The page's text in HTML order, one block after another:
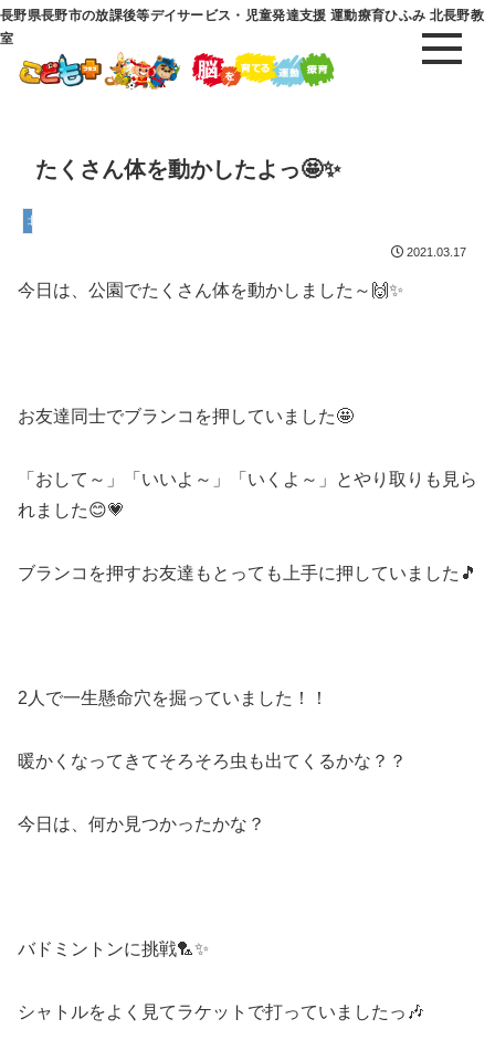
長野県長野市の放課後等デイサービス・児童発達支援 運動療育ひふみ 北長野教
室
たくさん体を動かしたよっ🤩✨
北長野教室
2021.03.17
今日は、公園でたくさん体を動かしました～🙌✨
お友達同士でブランコを押していました🤩
「おして～」「いいよ～」「いくよ～」とやり取りも見ら
れました😊💗
ブランコを押すお友達もとっても上手に押していました🎵
2人で一生懸命穴を掘っていました！！
暖かくなってきてそろそろ虫も出てくるかな？？
今日は、何か見つかったかな？
バドミントンに挑戦🏸✨
シャトルをよく見てラケットで打っていましたっ🎶